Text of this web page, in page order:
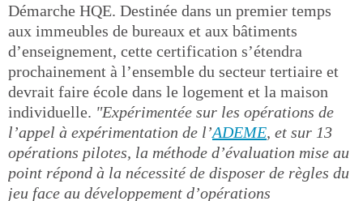
Démarche HQE. Destinée dans un premier temps
aux immeubles de bureaux et aux bâtiments
d’enseignement, cette certification s’étendra
prochainement à l’ensemble du secteur tertiaire et
devrait faire école dans le logement et la maison
individuelle. "Expérimentée sur les opérations de
l’appel à expérimentation de l’ADEME, et sur 13
opérations pilotes, la méthode d’évaluation mise au
point répond à la nécessité de disposer de règles du
jeu face au développement d’opérations